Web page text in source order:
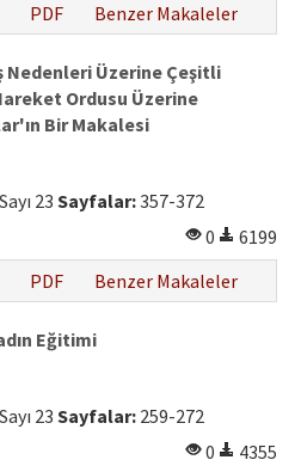
PDF Benzer Makaleler
Nedenleri Üzerine Çeşitli
Ordusu Üzerine
Bir Makalesi
23 Sayfalar:357-372
0
6199
PDF Benzer Makaleler
Eğitimi
23 Sayfalar: 259-272
0
4355